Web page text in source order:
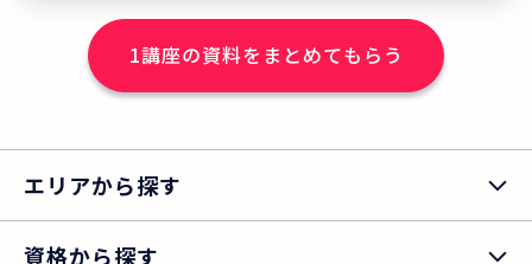
学んで良かった」と答えた講座修了生の
割合は、93.1%！多くの方にご満足いた
だいています。 ＊ニチイの介護職員初任
足」「満足」と回答した講座修了生の割
1講座の資料をまとめてもらう
エリアから探す
資格から探す